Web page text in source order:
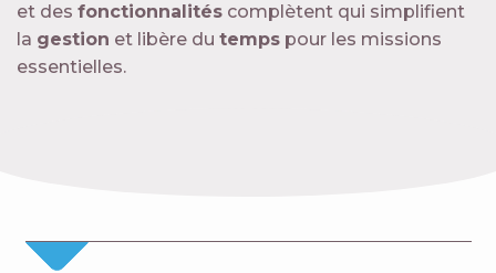
et des fonctionnalités complètent qui simplifient
la gestion et libère du temps pour les missions
essentielles.